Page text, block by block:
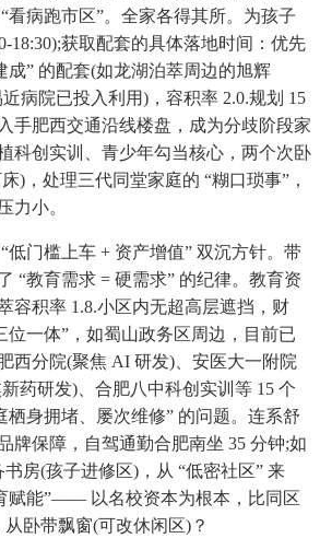
看病跑市区”。全家各得其所。为孩子
18:30);获取配套的具体落地时间：优先
成” 的配套(如龙湖泊萃周边的旭辉
病院已投入利用)，容积率 2.0.规划 15
手肥西交通沿线楼盘，成为分歧阶段家
科创实训、青少年勾当核心，两个次卧
)，处理三代同堂家庭的 “糊口琐事”，
力小。
门槛上车 + 资产增值” 双沉方针。带
“教育需求 = 硬需求” 的纪律。教育资
容积率 1.8.小区内无超高层遮挡，财
位一体”，如蜀山政务区周边，目前已
西分院(聚焦 AI 研发)、安医大一附院
药研发)、合肥八中科创实训等 15 个
栖身拥堵、屡次维修” 的问题。连系舒
牌保障，自驾通勤合肥南坐 35 分钟;如
房(孩子进修区)，从 “低密社区” 来
赋能”—— 以名校资本为根本，比同区
卧带飘窗(可改休闲区)？